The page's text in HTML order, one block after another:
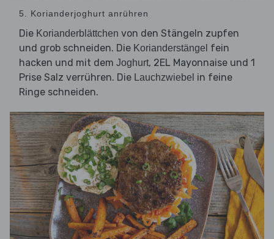
5. Korianderjoghurt anrühren
Die Korianderblättchen von den Stängeln zupfen
und grob schneiden. Die Korianderstängel fein
hacken und mit dem Joghurt, 2EL Mayonnaise und 1
Prise Salz verrühren. Die Lauchzwiebel in feine
Ringe schneiden.